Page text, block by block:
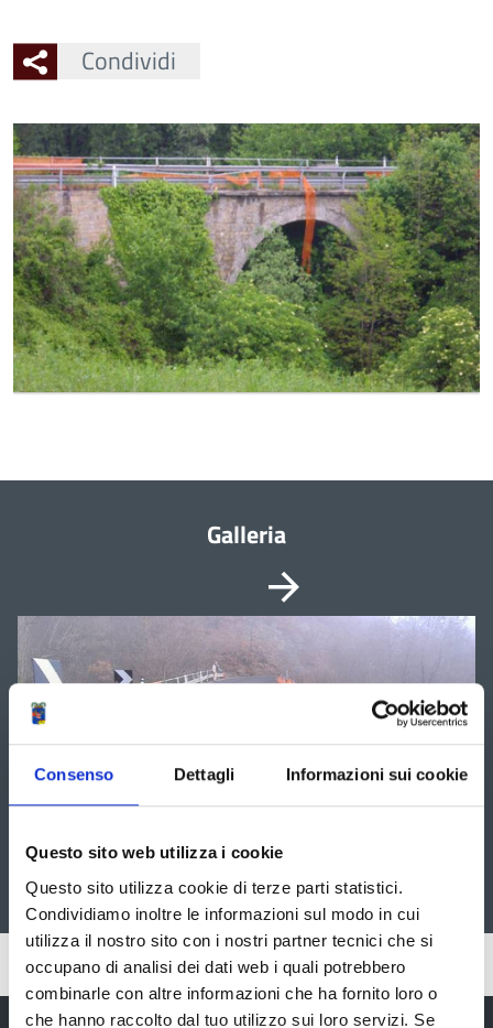
Consenso Dettagli Informazioni sui cookie
Questo sito web utilizza i cookie
Questo sito utilizza cookie di terze parti statistici.
Condividiamo inoltre le informazioni sul modo in cui
utilizza il nostro sito con i nostri partner tecnici che si
occupano di analisi dei dati web i quali potrebbero
combinarle con altre informazioni che ha fornito loro o
che hanno raccolto dal tuo utilizzo sui loro servizi. Se
Condividi
Ingrandisci
l'immagine
Galleria
Vai
alla
slide
successiva
possibile
navigare
le
slide
utilizzando
Lotto 1b
Pubblicato: 25 Ottobre 2012